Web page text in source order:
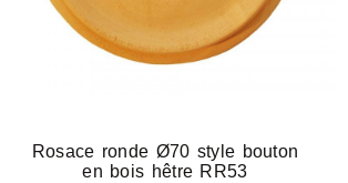
Rosace ronde Ø70 style bouton
en bois hêtre RR53